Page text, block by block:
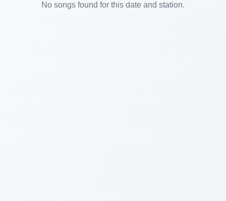
No songs found for this date and station.